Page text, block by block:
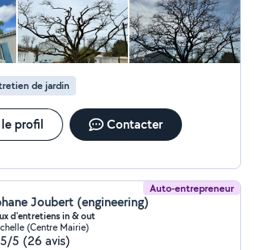
de jardin
profil Contacter
Auto-entrepreneur
Joubert (engineering)
d'entretiens in & out
(Centre Mairie)
5 (26 avis)